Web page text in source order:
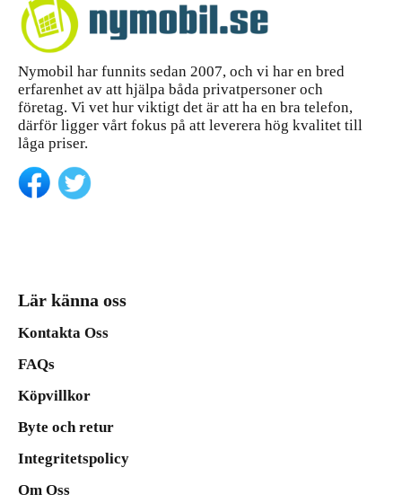
Nymobil har funnits sedan 2007, och vi har en bred
erfarenhet av att hjälpa båda privatpersoner och
företag. Vi vet hur viktigt det är att ha en bra telefon,
därför ligger vårt fokus på att leverera hög kvalitet till
låga priser.
Lär känna oss
Kontakta Oss
FAQs
Köpvillkor
Byte och retur
Integritetspolicy
Om Oss